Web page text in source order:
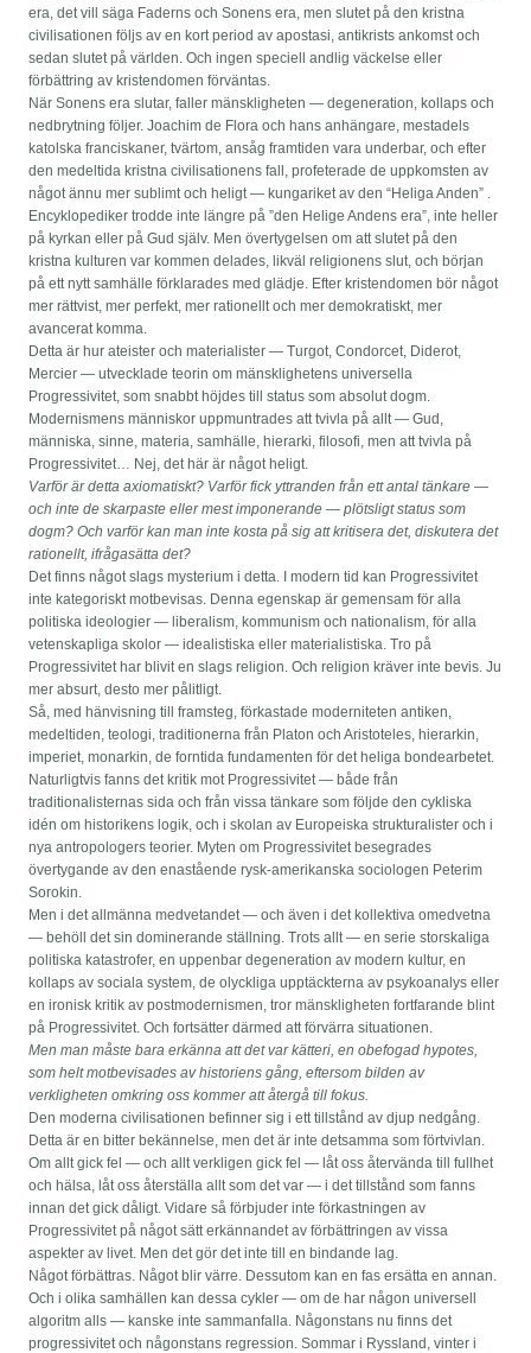
era, det vill säga Faderns och Sonens era, men slutet på den kristna
civilisationen följs av en kort period av apostasi, antikrists ankomst och
sedan slutet på världen. Och ingen speciell andlig väckelse eller
förbättring av kristendomen förväntas.
När Sonens era slutar, faller mänskligheten — degeneration, kollaps och
nedbrytning följer. Joachim de Flora och hans anhängare, mestadels
katolska franciskaner, tvärtom, ansåg framtiden vara underbar, och efter
den medeltida kristna civilisationens fall, profeterade de uppkomsten av
något ännu mer sublimt och heligt — kungariket av den “Heliga Anden” .
Encyklopediker trodde inte längre på ”den Helige Andens era”, inte heller
på kyrkan eller på Gud själv. Men övertygelsen om att slutet på den
kristna kulturen var kommen delades, likväl religionens slut, och början
på ett nytt samhälle förklarades med glädje. Efter kristendomen bör något
mer rättvist, mer perfekt, mer rationellt och mer demokratiskt, mer
avancerat komma.
Detta är hur ateister och materialister — Turgot, Condorcet, Diderot,
Mercier — utvecklade teorin om mänsklighetens universella
Progressivitet, som snabbt höjdes till status som absolut dogm.
Modernismens människor uppmuntrades att tvivla på allt — Gud,
människa, sinne, materia, samhälle, hierarki, filosofi, men att tvivla på
Progressivitet… Nej, det här är något heligt.
Varför är detta axiomatiskt? Varför fick yttranden från ett antal tänkare —
och inte de skarpaste eller mest imponerande — plötsligt status som
dogm? Och varför kan man inte kosta på sig att kritisera det, diskutera det
rationellt, ifrågasätta det?
Det finns något slags mysterium i detta. I modern tid kan Progressivitet
inte kategoriskt motbevisas. Denna egenskap är gemensam för alla
politiska ideologier — liberalism, kommunism och nationalism, för alla
vetenskapliga skolor — idealistiska eller materialistiska. Tro på
Progressivitet har blivit en slags religion. Och religion kräver inte bevis. Ju
mer absurt, desto mer pålitligt.
Så, med hänvisning till framsteg, förkastade moderniteten antiken,
medeltiden, teologi, traditionerna från Platon och Aristoteles, hierarkin,
imperiet, monarkin, de forntida fundamenten för det heliga bondearbetet.
Naturligtvis fanns det kritik mot Progressivitet — både från
traditionalisternas sida och från vissa tänkare som följde den cykliska
idén om historikens logik, och i skolan av Europeiska strukturalister och i
nya antropologers teorier. Myten om Progressivitet besegrades
övertygande av den enastående rysk-amerikanska sociologen Peterim
Sorokin.
Men i det allmänna medvetandet — och även i det kollektiva omedvetna
— behöll det sin dominerande ställning. Trots allt — en serie storskaliga
politiska katastrofer, en uppenbar degeneration av modern kultur, en
kollaps av sociala system, de olyckliga upptäckterna av psykoanalys eller
en ironisk kritik av postmodernismen, tror mänskligheten fortfarande blint
på Progressivitet. Och fortsätter därmed att förvärra situationen.
Men man måste bara erkänna att det var kätteri, en obefogad hypotes,
som helt motbevisades av historiens gång, eftersom bilden av
verkligheten omkring oss kommer att återgå till fokus.
Den moderna civilisationen befinner sig i ett tillstånd av djup nedgång.
Detta är en bitter bekännelse, men det är inte detsamma som förtvivlan.
Om allt gick fel — och allt verkligen gick fel — låt oss återvända till fullhet
och hälsa, låt oss återställa allt som det var — i det tillstånd som fanns
innan det gick dåligt. Vidare så förbjuder inte förkastningen av
Progressivitet på något sätt erkännandet av förbättringen av vissa
aspekter av livet. Men det gör det inte till en bindande lag.
Något förbättras. Något blir värre. Dessutom kan en fas ersätta en annan.
Och i olika samhällen kan dessa cykler — om de har någon universell
algoritm alls — kanske inte sammanfalla. Någonstans nu finns det
progressivitet och någonstans regression. Sommar i Ryssland, vinter i